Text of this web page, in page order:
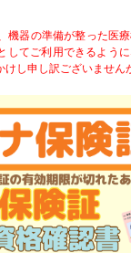
器の準備が整った医
してご利用できるよう
し申し訳ございません